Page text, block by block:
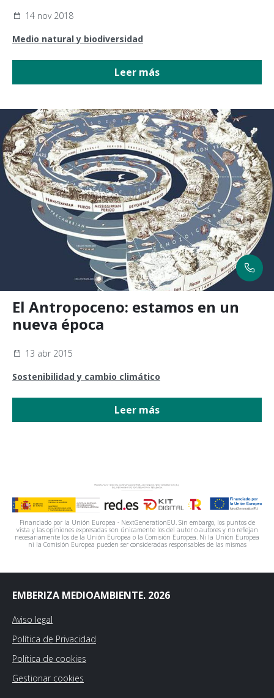
14 nov 2018
Medio natural y biodiversidad
Leer más
El Antropoceno: estamos en un
nueva época
13 abr 2015
Sostenibilidad y cambio climático
Leer más
Financiado por la Unión Europea - NextGenerationEU. Sin embargo, los puntos de
vista y las opiniones expresadas son únicamente los del autor o autores y no reflejan
necesariamente los de la Unión Europea o la Comisión Europea. Ni la Unión Europea
ni la Comisión Europea pueden ser consideradas responsables de las mismas
EMBERIZA MEDIOAMBIENTE. 2026
Aviso legal
Política de Privacidad
Política de cookies
Gestionar cookies